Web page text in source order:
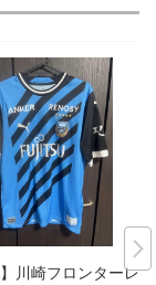
】川崎フロンターレ 2